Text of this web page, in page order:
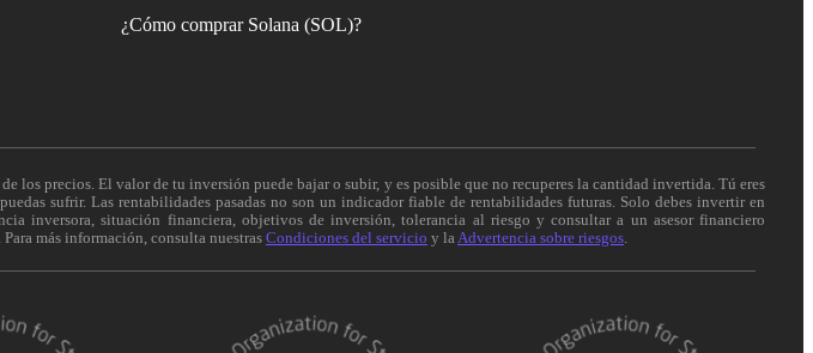
¿Cómo comprar Solana (SOL)?
precios. El valor de tu inversión puede bajar o subir, y es posible que no recuperes la cantidad invertida. Tú eres
sufrir. Las rentabilidades pasadas no son un indicador fiable de rentabilidades futuras. Solo debes invertir en
inversora, situación financiera, objetivos de inversión, tolerancia al riesgo y consultar a un asesor financiero
más información, consulta nuestras Condiciones del servicio y la Advertencia sobre riesgos